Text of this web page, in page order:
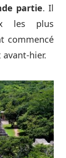
partie. Il
les plus
commencé
avant-hier.